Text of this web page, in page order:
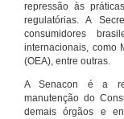
repressão às
regulatórias. A
consumidores
internacionais, como
(OEA), entre outras.
A Senacon é a
manutenção do
demais órgãos e